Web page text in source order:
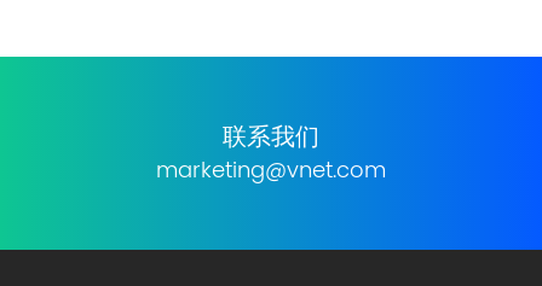
联系我们
marketing@vnet.com